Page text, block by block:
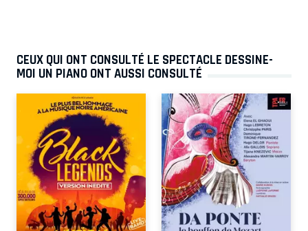
CEUX QUI ONT CONSULTÉ LE SPECTACLE DESSINE-
MOI UN PIANO ONT AUSSI CONSULTÉ